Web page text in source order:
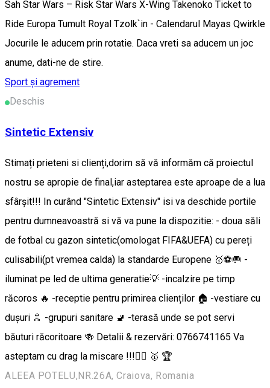
Sah Star Wars – Risk Star Wars X-Wing Takenoko Ticket to
Ride Europa Tumult Royal Tzolk`in - Calendarul Mayas Qwirkle
Jocurile le aducem prin rotatie. Daca vreti sa aducem un joc
anume, dati-ne de stire.
Sport și agrement
Deschis
Sintetic Extensiv
Stimați prieteni si clienți,dorim să vă informăm că proiectul
nostru se apropie de final,iar asteptarea este aproape de a lua
sfârșit!!! In curând "Sintetic Extensiv" isi va deschide portile
pentru dumneavoastră si vă va pune la dispozitie: - doua săli
de fotbal cu gazon sintetic(omologat FIFA&UEFA) cu pereți
culisabili(pt vremea calda) la standarde Europene 🥇⚽️🥅 -
iluminat pe led de ultima generatie💡 -incalzire pe timp
răcoros 🔥 -receptie pentru primirea clienților 🏠 -vestiare cu
dușuri 🚿 -grupuri sanitare 🚽 -terasă unde se pot servi
băuturi răcoritoare 🍻 Detalii & rezervări: 0766741165 Va
asteptam cu drag la miscare !!!🏃‍♂️ 🥇 🏆
ALEEA POTELU,NR.26A, Craiova, Romania